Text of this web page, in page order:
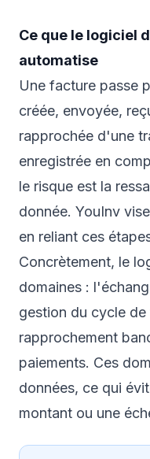
Ce que le logiciel
automatise
Une facture passe
créée, envoyée,
rapprochée d'une
enregistrée en
le risque est la
donnée. YouInv
en reliant ces
Concrètement, le
domaines :
gestion du cycle
rapprochement
paiements. Ces
données, ce qui
montant ou une